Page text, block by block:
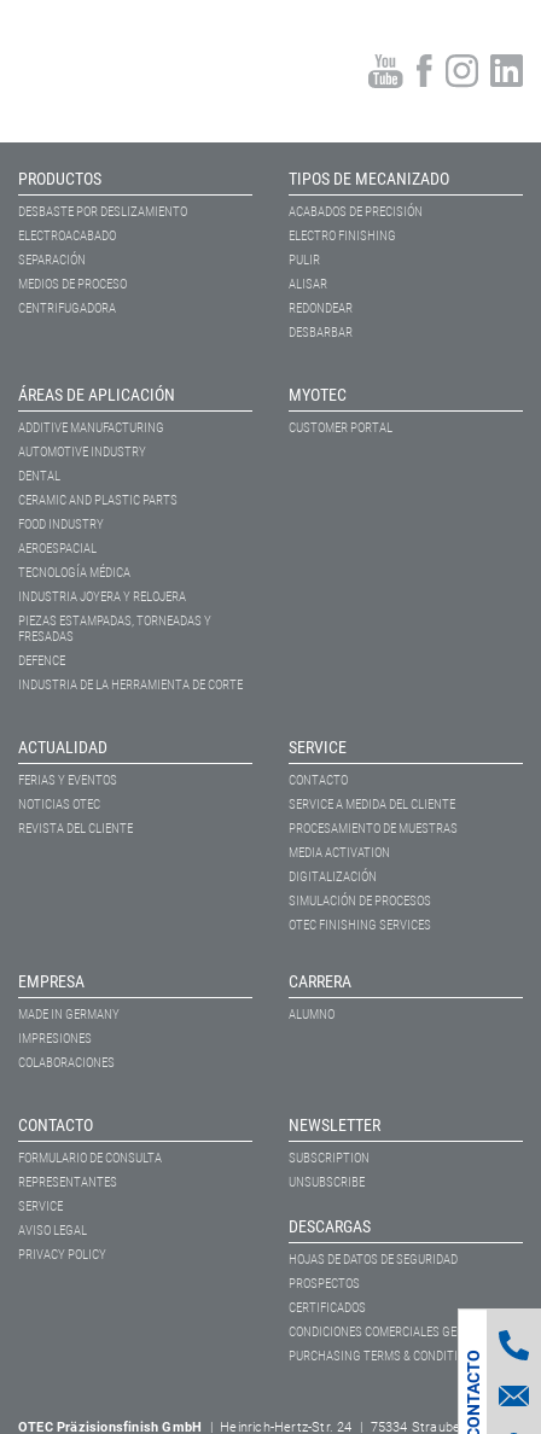
S
O
L
I
C
I
T
U
D
D E
C
O
N
T
A
C
T
O
PRODUCTOS
DESBASTE POR DESLIZAMIENTO
ELECTROACABADO
SEPARACIÓN
MEDIOS DE PROCESO
CENTRIFUGADORA
TIPOS DE MECANIZADO
ACABADOS DE PRECISIÓN
ELECTRO FINISHING
PULIR
ALISAR
REDONDEAR
DESBARBAR
ÁREAS DE APLICACIÓN
ADDITIVE MANUFACTURING
AUTOMOTIVE INDUSTRY
DENTAL
CERAMIC AND PLASTIC PARTS
FOOD INDUSTRY
AEROESPACIAL
TECNOLOGÍA MÉDICA
INDUSTRIA JOYERA Y RELOJERA
PIEZAS ESTAMPADAS, TORNEADAS Y
FRESADAS
DEFENCE
INDUSTRIA DE LA HERRAMIENTA DE CORTE
MYOTEC
CUSTOMER PORTAL
ACTUALIDAD
FERIAS Y EVENTOS
NOTICIAS OTEC
REVISTA DEL CLIENTE
SERVICE
CONTACTO
SERVICE A MEDIDA DEL CLIENTE
PROCESAMIENTO DE MUESTRAS
MEDIA ACTIVATION
DIGITALIZACIÓN
SIMULACIÓN DE PROCESOS
OTEC FINISHING SERVICES
EMPRESA
MADE IN GERMANY
IMPRESIONES
COLABORACIONES
CARRERA
ALUMNO
CONTACTO
FORMULARIO DE CONSULTA
REPRESENTANTES
SERVICE
AVISO LEGAL
PRIVACY POLICY
NEWSLETTER
SUBSCRIPTION
UNSUBSCRIBE
DESCARGAS
HOJAS DE DATOS DE SEGURIDAD
PROSPECTOS
CERTIFICADOS
CONDICIONES COMERCIALES GENERALES
PURCHASING TERMS & CONDITIONS
OTEC Präzisionsfinish GmbH | Heinrich-Hertz-Str. 24 | 75334 Straubenhardt-